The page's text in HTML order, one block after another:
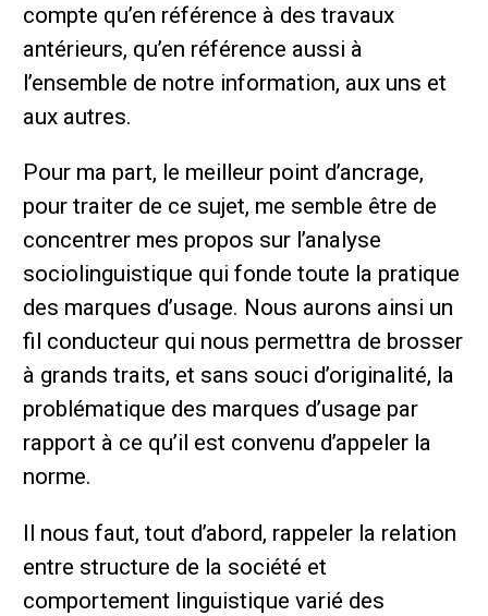
compte qu’en référence à des travaux
antérieurs, qu’en référence aussi à
l’ensemble de notre information, aux uns et
aux autres.
Pour ma part, le meilleur point d’ancrage,
pour traiter de ce sujet, me semble être de
concentrer mes propos sur l’analyse
sociolinguistique qui fonde toute la pratique
des marques d’usage. Nous aurons ainsi un
fil conducteur qui nous permettra de brosser
à grands traits, et sans souci d’originalité, la
problématique des marques d’usage par
rapport à ce qu’il est convenu d’appeler la
norme.
Il nous faut, tout d’abord, rappeler la relation
entre structure de la société et
comportement linguistique varié des